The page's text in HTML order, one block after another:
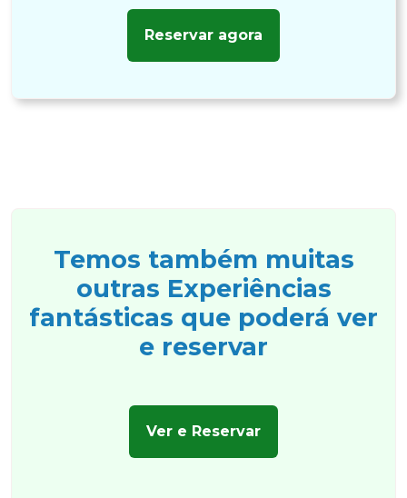
Reservar agora
Temos também muitas
outras Experiências
fantásticas que poderá ver
e reservar
Ver e Reservar
Apagar histórico de conversação?